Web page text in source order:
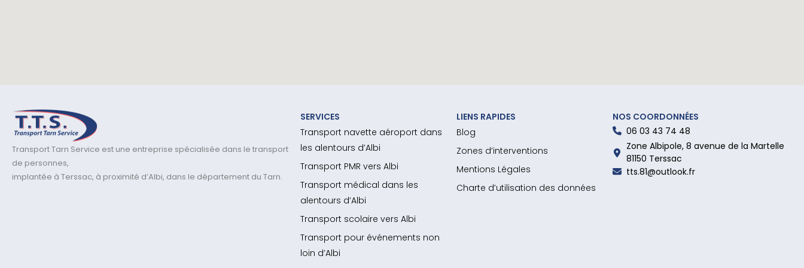
Transport Tarn Service est une entreprise spécialisée dans le transport
de personnes,
implantée à Terssac, à proximité d’Albi, dans le département du Tarn.
SERVICES
Transport navette aéroport dans
les alentours d’Albi
Transport PMR vers Albi
Transport médical dans les
alentours d’Albi
Transport scolaire vers Albi
Transport pour événements non
loin d’Albi
LIENS RAPIDES
Blog
Zones d’interventions
Mentions Légales
Charte d’utilisation des données
NOS COORDONNÉES
06 03 43 74 48
Zone Albipole, 8 avenue de la Martelle
81150 Terssac
tts.81@outlook.fr